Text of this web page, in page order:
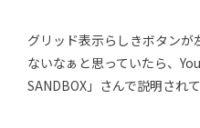
グリッド表示らしきボタン
ないなぁと思っていたら、
SANDBOX」さんで説明され